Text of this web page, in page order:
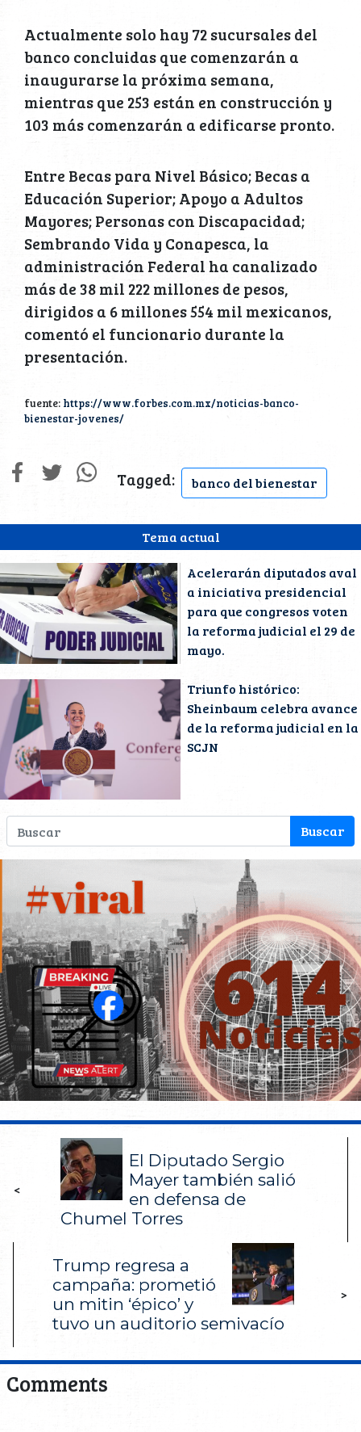
Tema actual
Acelerarán diputados aval
a iniciativa presidencial
para que congresos voten
la reforma judicial el 29 de
mayo.
Triunfo histórico:
Sheinbaum celebra avance
de la reforma judicial en la
SCJN
Actualmente solo hay 72 sucursales del
banco concluidas que comenzarán a
inaugurarse la próxima semana,
mientras que 253 están en construcción y
103 más comenzarán a edificarse pronto.
Entre Becas para Nivel Básico; Becas a
Educación Superior; Apoyo a Adultos
Mayores; Personas con Discapacidad;
Sembrando Vida y Conapesca, la
administración Federal ha canalizado
más de 38 mil 222 millones de pesos,
dirigidos a 6 millones 554 mil mexicanos,
comentó el funcionario durante la
presentación.
fuente: https://www.forbes.com.mx/noticias-banco-
bienestar-jovenes/
Tagged: banco del bienestar
<
El Diputado Sergio
Mayer también salió
en defensa de
Chumel Torres
Trump regresa a
campaña: prometió
un mitin ‘épico’ y
tuvo un auditorio semivacío
>
Comments